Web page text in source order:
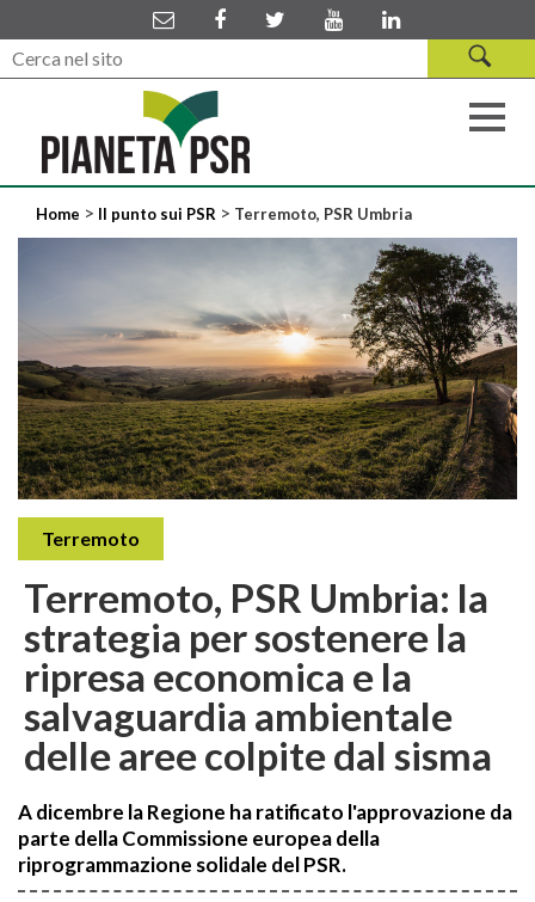
Home > Il punto sui PSR > Terremoto, PSR Umbria
Terremoto
Terremoto, PSR Umbria: la
strategia per sostenere la
ripresa economica e la
salvaguardia ambientale
delle aree colpite dal sisma
A dicembre la Regione ha ratificato l'approvazione da
parte della Commissione europea della
riprogrammazione solidale del PSR.